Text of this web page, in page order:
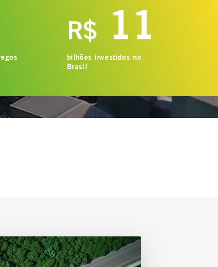
R$ 11
bilhões investidos no
Brasil